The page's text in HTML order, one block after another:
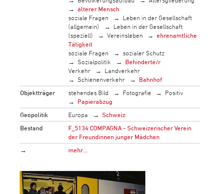
älterer Mensch
soziale Fragen
Leben in der Gesellschaft
(allgemein)
Leben in der Gesellschaft
(speziell)
Vereinsleben
ehrenamtliche
Tätigkeit
soziale Fragen
sozialer Schutz
Sozialpolitik
Behinderte/r
Verkehr
Landverkehr
Schienenverkehr
Bahnhof
Objektträger
stehendes Bild Fotografie
Positiv
Papierabzug
Geopolitik
Europa
Schweiz
Bestand
F_5134 COMPAGNA - Schweizerischer Verein
der Freundinnen junger Mädchen
→
mehr…